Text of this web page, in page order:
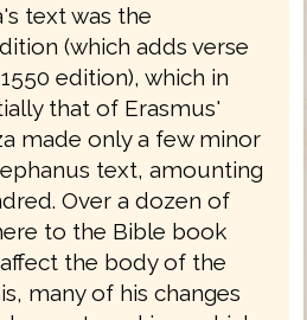
text was the
(which adds verse
edition), which in
that of Erasmus'
made only a few minor
text, amounting
Over a dozen of
to the Bible book
the body of the
many of his changes